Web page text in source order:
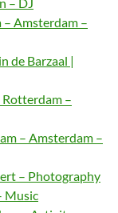
Amsterdam –
de Barzaal |
–
– Amsterdam –
– Photography
Music